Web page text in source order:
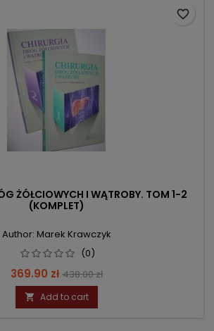
ŻÓŁCIOWYCH I WĄTROBY. TOM 1-2
(KOMPLET)
Author: Marek Krawczyk
(0)
Price
369.90 zł Regular
price
438.00 zł
 Add to cart
favorite_border